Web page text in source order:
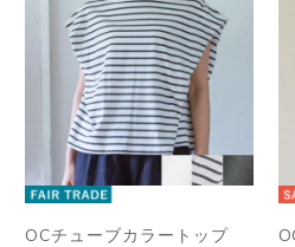
OCチューブカラートップ